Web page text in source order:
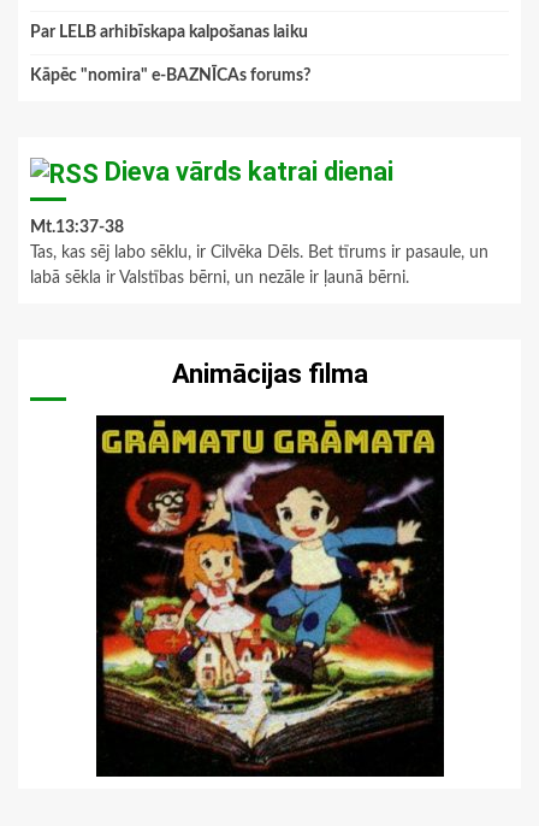
Par LELB arhibīskapa kalpošanas laiku
Kāpēc "nomira" e-BAZNĪCAs forums?
Dieva vārds katrai dienai
Mt.13:37-38
Tas, kas sēj labo sēklu, ir Cilvēka Dēls. Bet tīrums ir pasaule, un
labā sēkla ir Valstības bērni, un nezāle ir ļaunā bērni.
Animācijas filma